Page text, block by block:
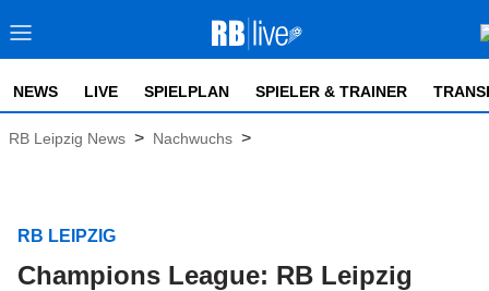
NEWS LIVE SPIELPLAN SPIELER & TRAINER
RB Leipzig News > Nachwuchs >
RB LEIPZIG
Champions League: RB Leipzig